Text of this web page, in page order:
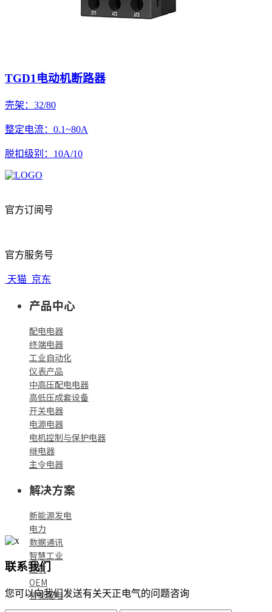
TGD1电动机断路器
壳架：32/80
整定电流：0.1~80A
脱扣级别：10A/10
官方订阅号
官方服务号
天猫 京东
产品中心
配电电器
终端电器
工业自动化
仪表产品
中高压配电电器
高低压成套设备
开关电器
电源电器
电机控制与保护电器
继电器
主令电器
解决方案
新能源发电
电力
数据通讯
智慧工业
建筑
OEM
智能配电
联系我们
您可以向我们发送有关天正电气的问题咨询